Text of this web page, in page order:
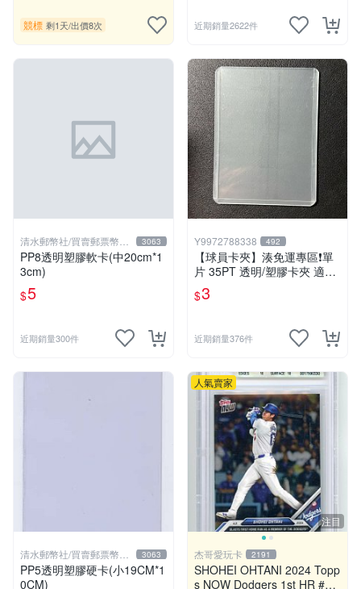
競標 剩1天/出價8次 近期銷量2622件
清水郵幣社/買賣郵票幣鈔
文獻
3063
PP8透明塑膠軟卡(中20cm*1
3cm)
$5
近期銷量300件
Y9972788338 492
【球員卡夾】湊免運專區❗️單
片 35PT 透明/塑膠卡夾 適用
NBA 球員卡 遊戲王 寶可夢P
TCG
$3
近期銷量376件
清水郵幣社/買賣郵票幣鈔
文獻
3063
PP5透明塑膠硬卡(小19CM*1
0CM)
注目
人氣賣家
杰哥愛玩卡 2191
SHOHEI OHTANI 2024 Topp
s NOW Dodgers 1st HR #36